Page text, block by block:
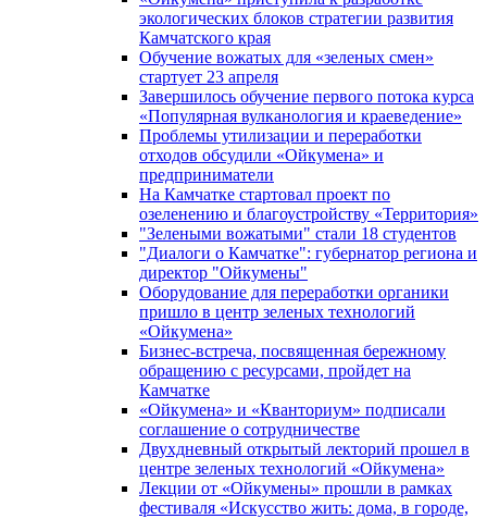
экологических блоков стратегии развития
Камчатского края
Обучение вожатых для «зеленых смен»
стартует 23 апреля
Завершилось обучение первого потока курса
«Популярная вулканология и краеведение»
Проблемы утилизации и переработки
отходов обсудили «Ойкумена» и
предприниматели
На Камчатке стартовал проект по
озеленению и благоустройству «Территория»
"Зелеными вожатыми" стали 18 студентов
"Диалоги о Камчатке": губернатор региона и
директор "Ойкумены"
Оборудование для переработки органики
пришло в центр зеленых технологий
«Ойкумена»
Бизнес-встреча, посвященная бережному
обращению с ресурсами, пройдет на
Камчатке
«Ойкумена» и «Кванториум» подписали
соглашение о сотрудничестве
Двухдневный открытый лекторий прошел в
центре зеленых технологий «Ойкумена»
Лекции от «Ойкумены» прошли в рамках
фестиваля «Искусство жить: дома, в городе,